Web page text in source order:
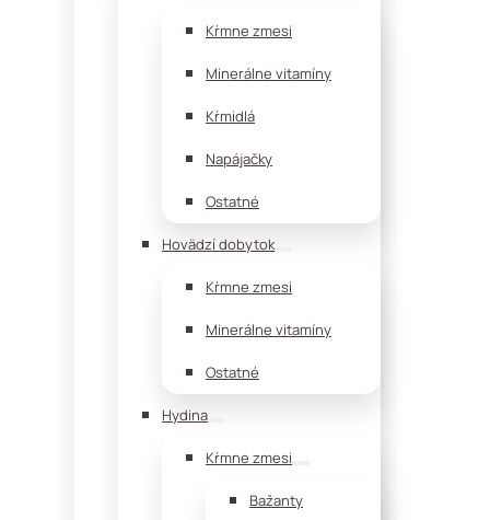
Kŕmne zmesi
Minerálne vitamíny
Kŕmidlá
Napájačky
Ostatné
Hovädzí dobytok
Kŕmne zmesi
Minerálne vitamíny
Ostatné
Hydina
Kŕmne zmesi
Bažanty